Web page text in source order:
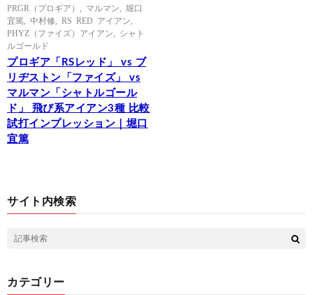
PRGR（プロギア）
マルマン
堀口
宜篤
中村修 RS RED アイアン
PHYZ（ファイズ）アイアン
シャト
ルゴールド
プロギア「RSレッド」 vs ブ
リヂストン「ファイズ」 vs
マルマン「シャトルゴール
ド」 飛び系アイアン3種 比較
試打インプレッション｜堀口
宜篤
サイト内検索
カテゴリー